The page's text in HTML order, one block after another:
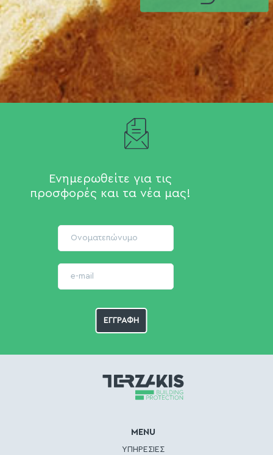
Ενημερωθείτε για τις
προσφορές και τα νέα μας!
MENU
ΥΠΗΡΕΣΙΕΣ